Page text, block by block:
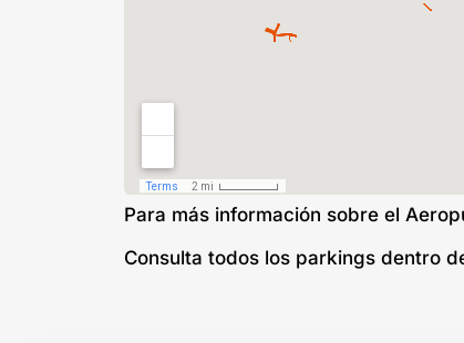
Para más información sobre el
Consulta todos los parkings dentro